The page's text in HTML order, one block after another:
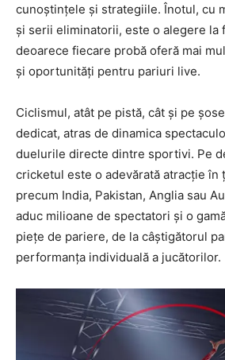
cunoștințele și strategiile. Înotul, cu
și serii eliminatorii, este o alegere la
deoarece fiecare probă oferă mai
și oportunități pentru pariuri live.
Ciclismul, atât pe pistă, cât și pe
dedicat, atras de dinamica
duelurile directe dintre sportivi. Pe
cricketul este o adevărată atracție în
precum India, Pakistan, Anglia sau
aduc milioane de spectatori și o
piețe de pariere, de la câștigătorul
performanța individuală a jucătorilor.